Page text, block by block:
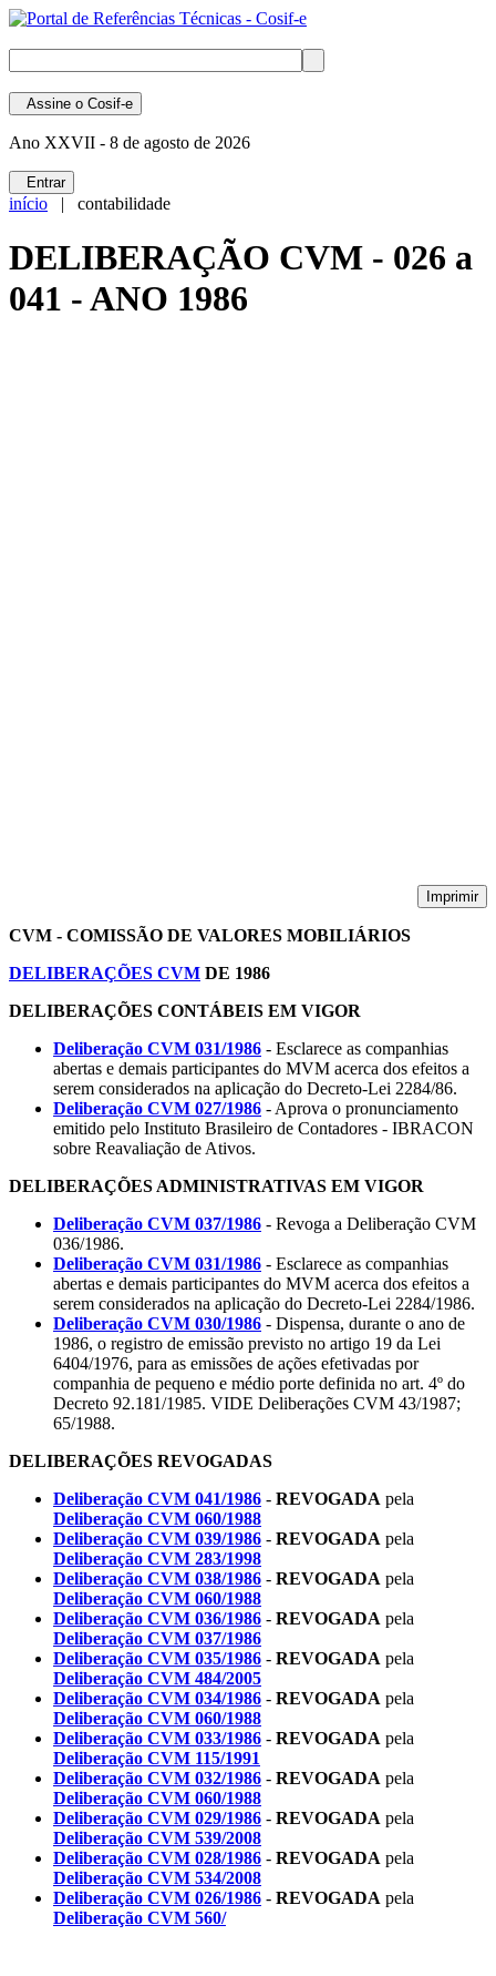
Assine o Cosif-e
Ano XXVII - 8 de agosto de 2026
Entrar
início | contabilidade
DELIBERAÇÃO CVM - 026 a
041 - ANO 1986
Imprimir
CVM - COMISSÃO DE VALORES MOBILIÁRIOS
DELIBERAÇÕES CVM DE 1986
DELIBERAÇÕES CONTÁBEIS EM VIGOR
Deliberação CVM 031/1986 - Esclarece as companhias
abertas e demais participantes do MVM acerca dos efeitos a
serem considerados na aplicação do Decreto-Lei 2284/86.
Deliberação CVM 027/1986 - Aprova o pronunciamento
emitido pelo Instituto Brasileiro de Contadores - IBRACON
sobre Reavaliação de Ativos.
DELIBERAÇÕES ADMINISTRATIVAS EM VIGOR
Deliberação CVM 037/1986 - Revoga a Deliberação CVM
036/1986.
Deliberação CVM 031/1986 - Esclarece as companhias
abertas e demais participantes do MVM acerca dos efeitos a
serem considerados na aplicação do Decreto-Lei 2284/1986.
Deliberação CVM 030/1986 - Dispensa, durante o ano de
1986, o registro de emissão previsto no artigo 19 da Lei
6404/1976, para as emissões de ações efetivadas por
companhia de pequeno e médio porte definida no art. 4º do
Decreto 92.181/1985. VIDE Deliberações CVM 43/1987;
65/1988.
DELIBERAÇÕES REVOGADAS
Deliberação CVM 041/1986 - REVOGADA pela
Deliberação CVM 060/1988
Deliberação CVM 039/1986 - REVOGADA pela
Deliberação CVM 283/1998
Deliberação CVM 038/1986 - REVOGADA pela
Deliberação CVM 060/1988
Deliberação CVM 036/1986 - REVOGADA pela
Deliberação CVM 037/1986
Deliberação CVM 035/1986 - REVOGADA pela
Deliberação CVM 484/2005
Deliberação CVM 034/1986 - REVOGADA pela
Deliberação CVM 060/1988
Deliberação CVM 033/1986 - REVOGADA pela
Deliberação CVM 115/1991
Deliberação CVM 032/1986 - REVOGADA pela
Deliberação CVM 060/1988
Deliberação CVM 029/1986 - REVOGADA pela
Deliberação CVM 539/2008
Deliberação CVM 028/1986 - REVOGADA pela
Deliberação CVM 534/2008
Deliberação CVM 026/1986 - REVOGADA pela
Deliberação CVM 560/